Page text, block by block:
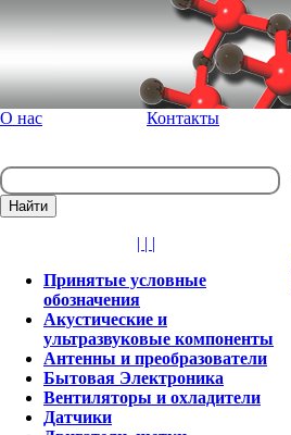
О нас Контакты
| | |
Принятые условные
обозначения
Акустические и
ультразвуковые компоненты
Антенны и преобразователи
Бытовая Электроника
Вентиляторы и охладители
Датчики